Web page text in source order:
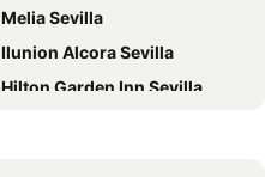
Melia Sevilla
Ilunion Alcora Sevilla
Hilton Garden Inn Sevilla